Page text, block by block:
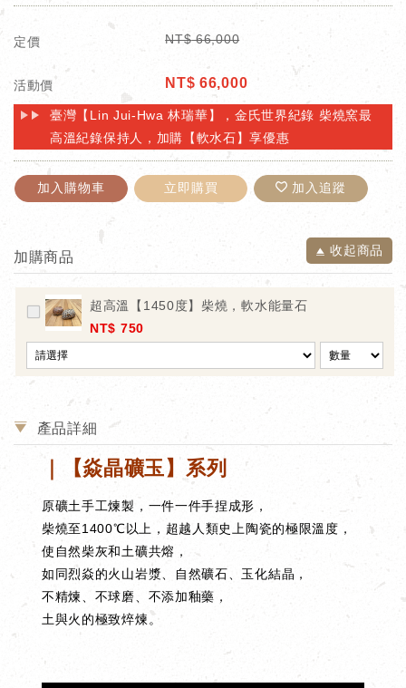
定價 NT$ 66,000
活動價 NT$ 66,000
臺灣【Lin Jui-Hwa 林瑞華】，金氏世界紀錄 柴燒窯最
高溫紀錄保持人，加購【軟水石】享優惠
加入購物車 立即購買 加入追蹤
加購商品 收起商品
超高溫【1450度】柴燒，軟水能量石
NT$ 750
產品詳細
｜【焱晶礦玉】系列
原礦土手工煉製，一件一件手捏成形 ，
柴燒至1400℃以上，超越人類史上陶瓷的極限溫度 ，
使自然柴灰和土礦共熔 ，
如同烈焱的火山岩漿、自然礦石、玉化結晶 ，
不精煉、不球磨、不添加釉藥 ，
土與火的極致焠煉。